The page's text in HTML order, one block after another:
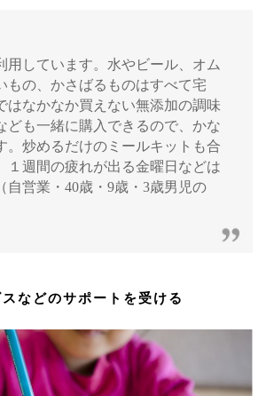
用しています。水やビール、オム
もの、かさばるものはすべて宅
はなかなか買えない無添加の調味
ども一緒に購入できるので、かな
。炒めるだけのミールキットも合
１週間の疲れが出る金曜日などは
自営業・40歳・9歳・3歳男児の
などのサポートを受ける